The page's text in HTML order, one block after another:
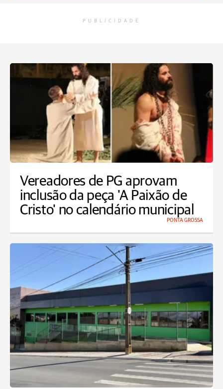
PUBLICIDADE
Vereadores de PG aprovam
inclusão da peça 'A Paixão de
Cristo' no calendário municipal
PONTA GROSSA